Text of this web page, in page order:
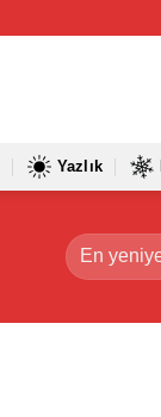
Yazlık